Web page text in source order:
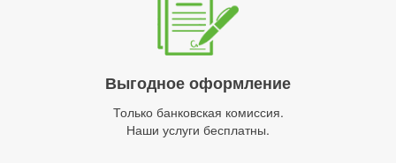
Выгодное оформление
Только банковская комиссия.
Наши услуги бесплатны.